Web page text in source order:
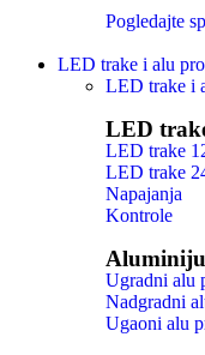
Pogledajte
LED trake i alu
LED trake i
LED
LED trake
LED trake
Napajanja
Kontrole
Ugradni alu
Nadgradni
Ugaoni alu